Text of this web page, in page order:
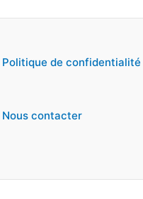
Politique de confidentialité
Nous contacter